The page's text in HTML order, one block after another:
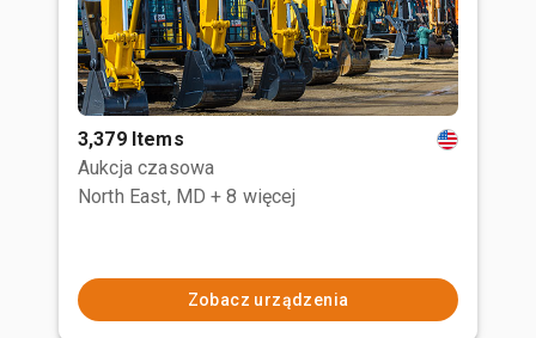
3,379 Items
Aukcja czasowa
North East, MD + 8 więcej
Zobacz urządzenia